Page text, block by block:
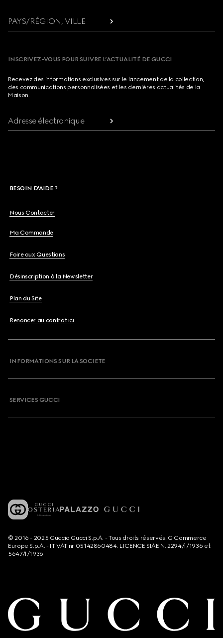
PAYS/RÉGION, VILLE
INSCRIVEZ-VOUS POUR SUIVRE L’ACTUALITÉ DE GUCCI
Recevez des informations exclusives sur le lancement de la collection,
des communications personnalisées et les dernières actualités de la
Maison.
Adresse électronique
BESOIN D'AIDE ?
Nous Contacter
Ma Commande
Foire aux Questions
Désinscription à la Newsletter
Plan du Site
Renoncer au contrat ici
INFORMATIONS SUR LA SOCIETE
SERVICES GUCCI
© 2016 - 2025 Guccio Gucci S.p.A. - Tous droits réservés. G Commerce
Europe S.p.A. - IT VAT nr 05142860484. LICENCE SIAE N. 2294/I/1936 et
5647/I/1936